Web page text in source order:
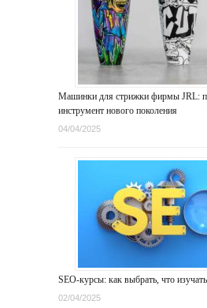
Машинки для стрижки фирмы JRL:
инструмент нового поколения
04/04/2025
SEO-курсы: как выбрать, что
02/04/2025